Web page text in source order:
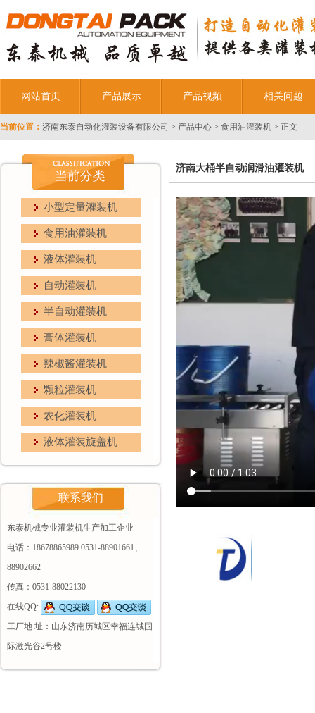
网站首页 产品展示 产品视频 相关问题
当前位置： 济南东泰自动化灌装设备有限公司 > 产品中心 > 食用油灌装机 > 正文
小型定量灌装机
食用油灌装机
液体灌装机
自动灌装机
半自动灌装机
膏体灌装机
辣椒酱灌装机
颗粒灌装机
农化灌装机
液体灌装旋盖机
联系我们
东泰机械专业灌装机生产加工企业
电话：18678865989 0531-88901661、
88902662
传真：0531-88022130
在线QQ:
工厂地 址：山东济南历城区幸福连城国
际激光谷2号楼
济南大桶半自动润滑油灌装机